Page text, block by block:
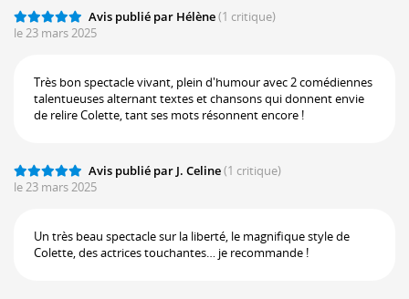
Avis publié par Hélène(1 critique)
le 23 mars 2025
Très bon spectacle vivant, plein d'humour avec 2 comédiennes
talentueuses alternant textes et chansons qui donnent envie
de relire Colette, tant ses mots résonnent encore !
Avis publié par J. Celine(1 critique)
le 23 mars 2025
Un très beau spectacle sur la liberté, le magnifique style de
Colette, des actrices touchantes… je recommande !